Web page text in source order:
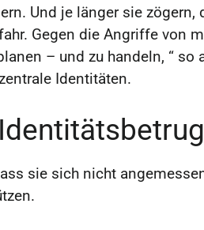
Und je länger sie zögern,
Gegen die Angriffe von
– und zu handeln, “ so
Identitäten.
sie sich nicht